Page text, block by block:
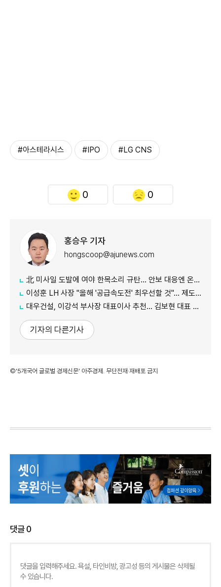
#아스테라시스 #IPO #LG CNS
0 0
홍승우 기자
hongscoop@ajunews.com
北 미사일 도발에 여야 한목소리 규탄… 안보 대응엔 온도차
이성훈 LH 사장 "올해 '공급속도전' 최우선할 것"… 제도 개선·직원 참여 독려
대우건설, 이강석 부사장 대표이사 추천… 김보현 대표 용퇴
기자의 다른기사
©'5개국어 글로벌 경제신문' 아주경제. 무단전재·재배포 금지
댓글0